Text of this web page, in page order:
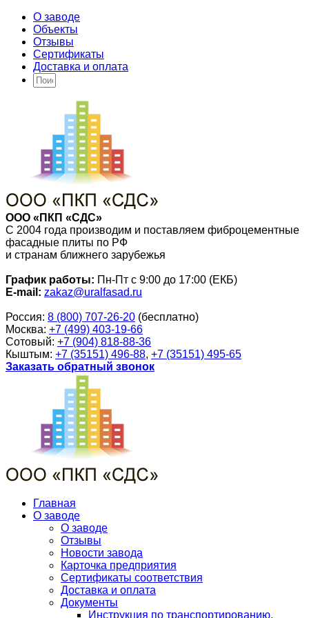
О заводе
Объекты
Отзывы
Сертификаты
Доставка и оплата
ООО «ПКП «СДС»
С 2004 года производим и поставляем фиброцементные
фасадные плиты по РФ
и странам ближнего зарубежья
График работы: Пн-Пт с 9:00 до 17:00 (ЕКБ)
E-mail: zakaz@uralfasad.ru
Россия: 8 (800) 707-26-20 (бесплатно)
Москва: +7 (499) 403-19-66
Сотовый: +7 (904) 818-88-36
Кыштым: +7 (35151) 496-88, +7 (35151) 495-65
Заказать обратный звонок
Главная
О заводе
О заводе
Отзывы
Новости завода
Карточка предприятия
Сертификаты соответствия
Доставка и оплата
Документы
Инструкция по транспортированию,